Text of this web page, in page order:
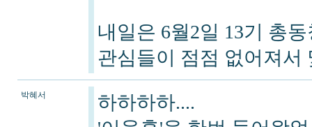
내일은 6월2일 13기 총
관심들이 점점 없어져서
박혜서
하하하하....